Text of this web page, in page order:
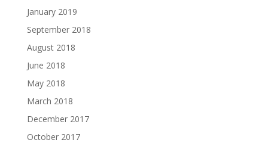
January 2019
September 2018
August 2018
June 2018
May 2018
March 2018
December 2017
October 2017